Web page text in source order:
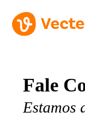
Fale
Estamos